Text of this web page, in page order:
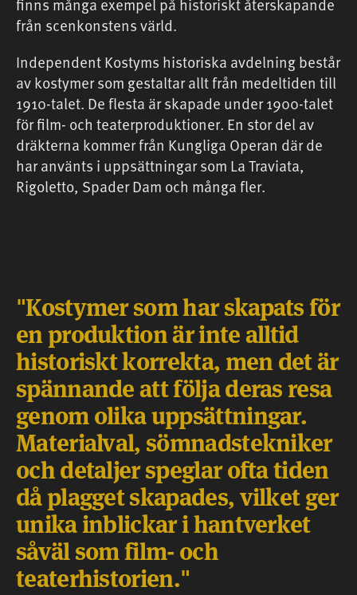
från scenkonstens värld.
Independent Kostyms historiska avdelning består
av kostymer som gestaltar allt från medeltiden till
1910-talet. De flesta är skapade under 1900-talet
för film- och teaterproduktioner. En stor del av
dräkterna kommer från Kungliga Operan där de
har använts i uppsättningar som La Traviata,
Rigoletto, Spader Dam och många fler.
Kostymer som har skapats för
en produktion är inte alltid
historiskt korrekta, men det är
spännande att följa deras resa
genom olika uppsättningar.
Materialval, sömnadstekniker
och detaljer speglar ofta tiden
då plagget skapades, vilket ger
unika inblickar i hantverket
såväl som film- och
teaterhistorien.